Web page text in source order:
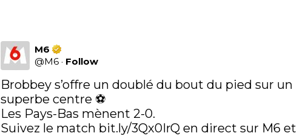
M6
@M6 · Follow
Brobbey s’offre un doublé du bout du pied sur un
superbe centre ⚽️
Les Pays-Bas mènent 2-0.
Suivez le match bit.ly/3Qx0IrQ en direct sur M6 et